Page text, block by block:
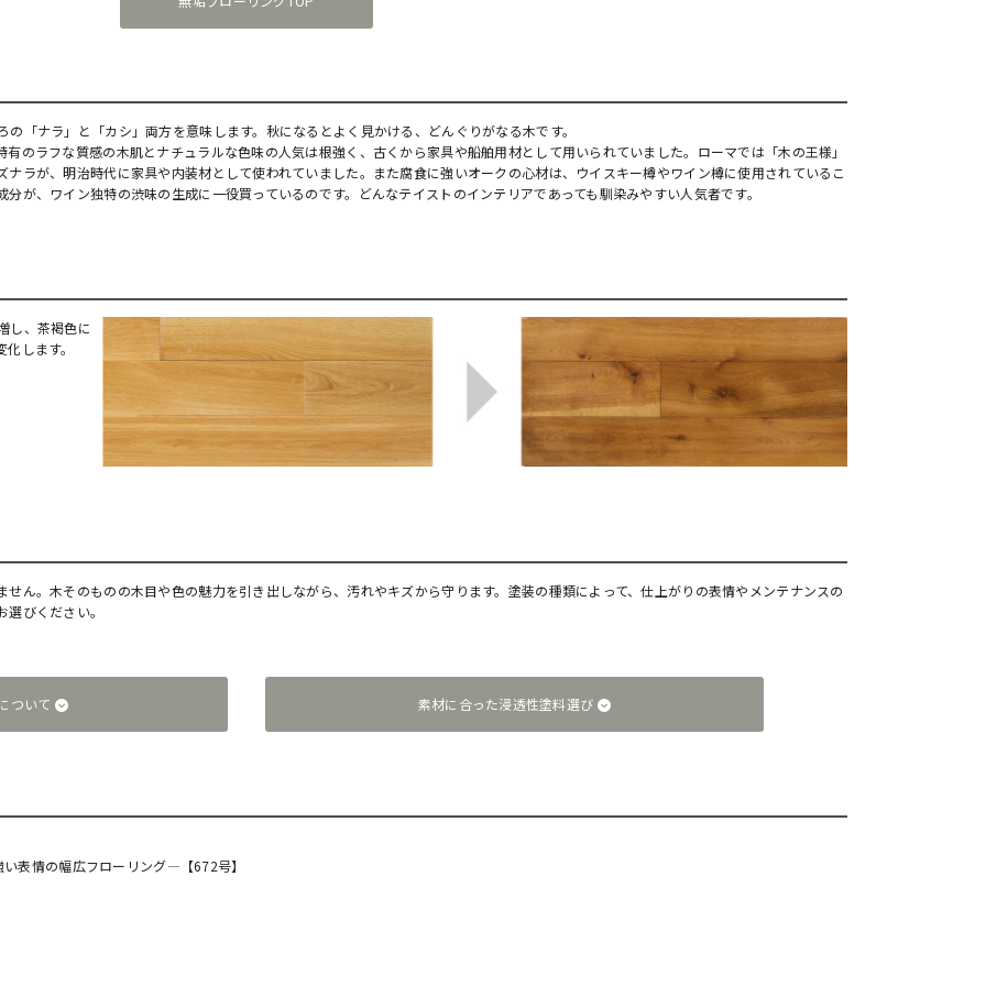
「ナラ」と「カシ」両方を意味します。秋になるとよく見かける、どんぐりがなる木です。
のラフな質感の木肌とナチュラルな色味の人気は根強く、古くから家具や船舶用材として用いられていました。ローマでは「木の王様」
ラが、明治時代に家具や内装材として使われていました。また腐食に強いオークの心材は、ウイスキー樽やワイン樽に使用されているこ
が、ワイン独特の渋味の生成に一役買っているのです。どんなテイストのインテリアであっても馴染みやすい人気者です。
し、茶褐色に
します。
ん。木そのものの木目や色の魅力を引き出しながら、汚れやキズから守ります。塗装の種類によって、仕上がりの表情やメンテナンスの
びください。
ついて 素材に合った浸透性塗料選び
表情の幅広フローリング―【672号】